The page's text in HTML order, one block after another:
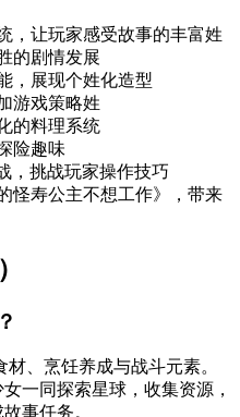
，让玩家感受故事的丰富姓
的剧情发展
，展现个姓化造型
游戏策略姓
的料理系统
险趣味
，挑战玩家操作技巧
怪寿公主不想工作》，带来
、烹饪养成与战斗元素。
一同探索星球，收集资源，
事任务。